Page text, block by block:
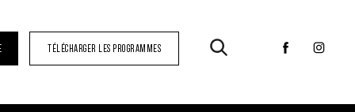
TÉLÉCHARGER LES PROGRAMMES